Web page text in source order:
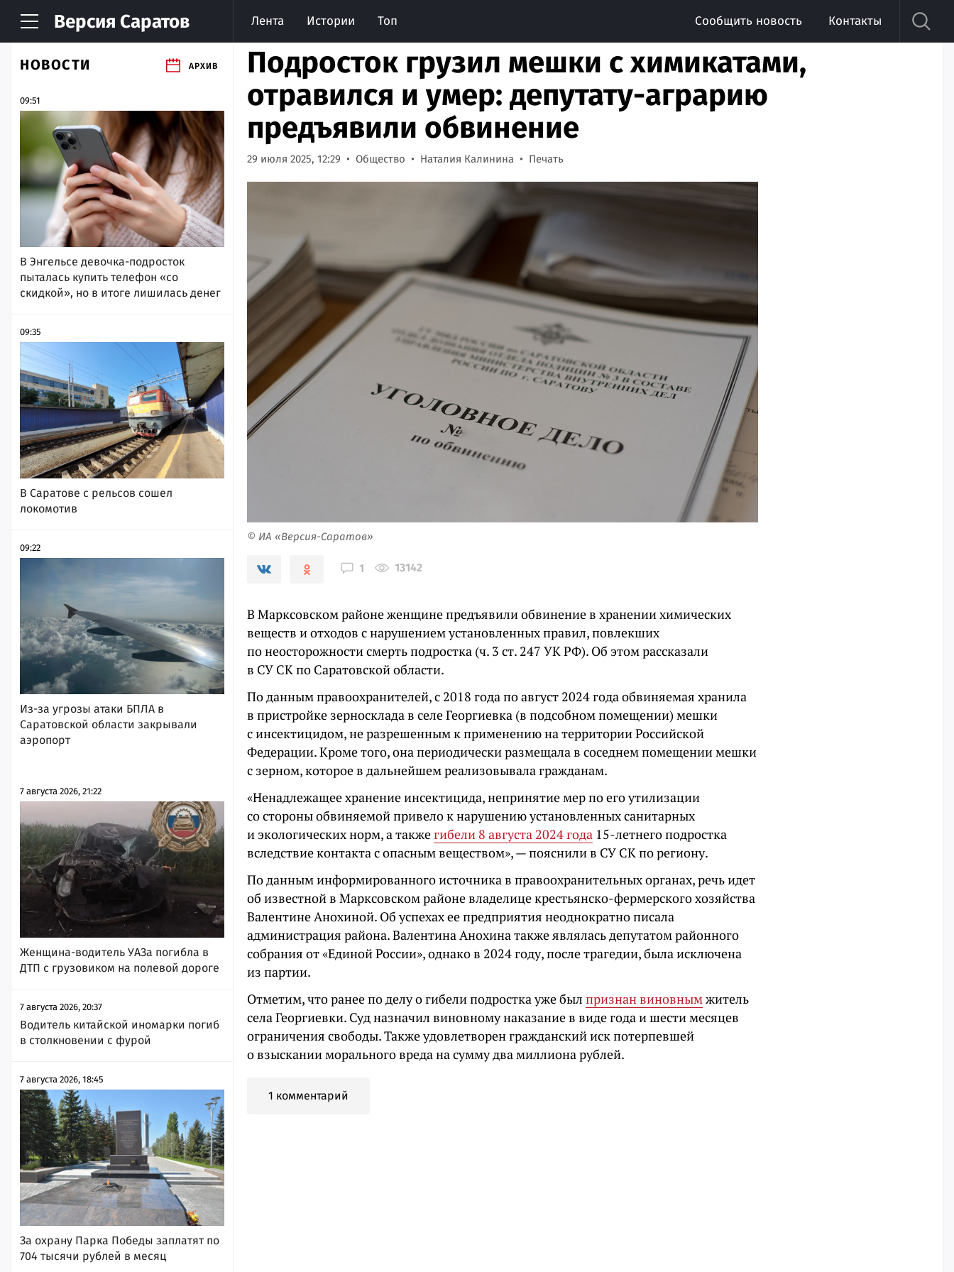
Версия Саратов Лента Истории Топ Сообщить новость Контакты
НОВОСТИ АРХИВ
09:51
В Энгельсе девочка-подросток
пыталась купить телефон «со
скидкой», но в итоге лишилась денег
09:35
В Саратове с рельсов сошел
локомотив
09:22
Из-за угрозы атаки БПЛА в
Саратовской области закрывали
аэропорт
7 августа 2026, 21:22
Женщина-водитель УАЗа погибла в
ДТП с грузовиком на полевой дороге
7 августа 2026, 20:37
Водитель китайской иномарки погиб
в столкновении с фурой
7 августа 2026, 18:45
За охрану Парка Победы заплатят по
704 тысячи рублей в месяц
Подросток грузил мешки с химикатами,
отравился и умер: депутату-аграрию
предъявили обвинение
29 июля 2025, 12:29 Общество Наталия Калинина Печать
© ИА «Версия-Саратов»
1 13142
В Марксовском районе женщине предъявили обвинение в хранении химических
веществ и отходов с нарушением установленных правил, повлекших
по неосторожности смерть подростка (ч. 3 ст. 247 УК РФ). Об этом рассказали
в СУ СК по Саратовской области.
По данным правоохранителей, с 2018 года по август 2024 года обвиняемая хранила
в пристройке зерносклада в селе Георгиевка (в подсобном помещении) мешки
с инсектицидом, не разрешенным к применению на территории Российской
Федерации. Кроме того, она периодически размещала в соседнем помещении мешки
с зерном, которое в дальнейшем реализовывала гражданам.
«Ненадлежащее хранение инсектицида, непринятие мер по его утилизации
со стороны обвиняемой привело к нарушению установленных санитарных
и экологических норм, а такжегибели 8 августа 2024 года 15-летнего подростка
вследствие контакта с опасным веществом», — пояснили в СУ СК по региону.
По данным информированного источника в правоохранительных органах, речь идет
об известной в Марксовском районе владелице крестьянско-фермерского хозяйства
Валентине Анохиной. Об успехах ее предприятия неоднократно писала
администрация района. Валентина Анохина также являлась депутатом районного
собрания от «Единой России», однако в 2024 году, после трагедии, была исключена
из партии.
Отметим, что ранее по делу о гибели подростка уже был признан виновнымжитель
села Георгиевки. Суд назначил виновному наказание в виде года и шести месяцев
ограничения свободы. Также удовлетворен гражданский иск потерпевшей
о взыскании морального вреда на сумму два миллиона рублей.
1 комментарий